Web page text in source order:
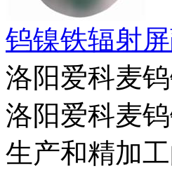
钨镍铁辐射
洛阳爱科麦
洛阳爱科麦
生产和精加